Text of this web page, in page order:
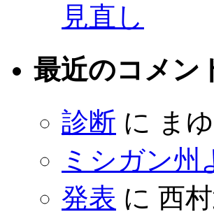
見直し
最近のコメン
診断 に ま
ミシガン州
発表 に 西